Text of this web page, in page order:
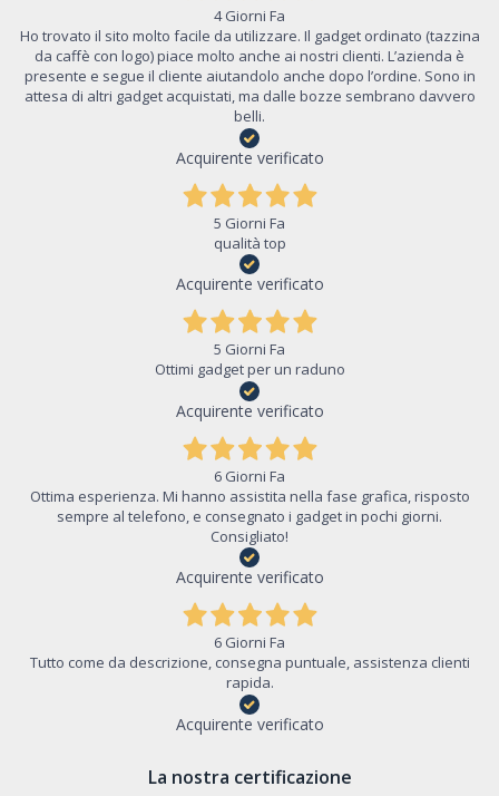
4 Giorni Fa
Ho trovato il sito molto facile da utilizzare. Il gadget ordinato (tazzina
da caffè con logo) piace molto anche ai nostri clienti. L’azienda è
presente e segue il cliente aiutandolo anche dopo l’ordine. Sono in
attesa di altri gadget acquistati, ma dalle bozze sembrano davvero
belli.
Acquirente verificato
5 Giorni Fa
qualità top
Acquirente verificato
5 Giorni Fa
Ottimi gadget per un raduno
Acquirente verificato
6 Giorni Fa
Ottima esperienza. Mi hanno assistita nella fase grafica, risposto
sempre al telefono, e consegnato i gadget in pochi giorni.
Consigliato!
Acquirente verificato
6 Giorni Fa
Tutto come da descrizione, consegna puntuale, assistenza clienti
rapida.
Acquirente verificato
La nostra certificazione